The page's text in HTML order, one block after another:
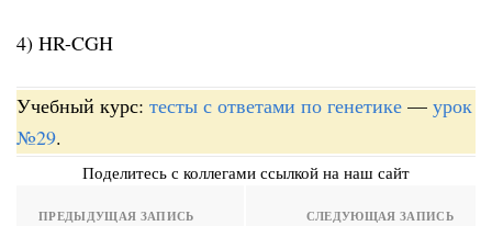
4) HR-CGH
Учебный курс: тесты с ответами по генетике — урок
№29.
Поделитесь с коллегами ссылкой на наш сайт
ПРЕДЫДУЩАЯ ЗАПИСЬ СЛЕДУЮЩАЯ ЗАПИСЬ